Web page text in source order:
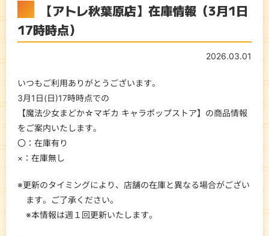
【アトレ秋葉原店】在庫情報（3月1日
17時時点）
2026.03.01
いつもご利用ありがとうございます。
3月1日(日)17時時点での
【魔法少女まどか☆マギカ キャラポップストア】の商品情報
をご案内いたします。
〇：在庫有り
×：在庫無し
※更新のタイミングにより、店舗の在庫と異なる場合がござい
ます。ご了承ください。
※本情報は週１回更新いたします。